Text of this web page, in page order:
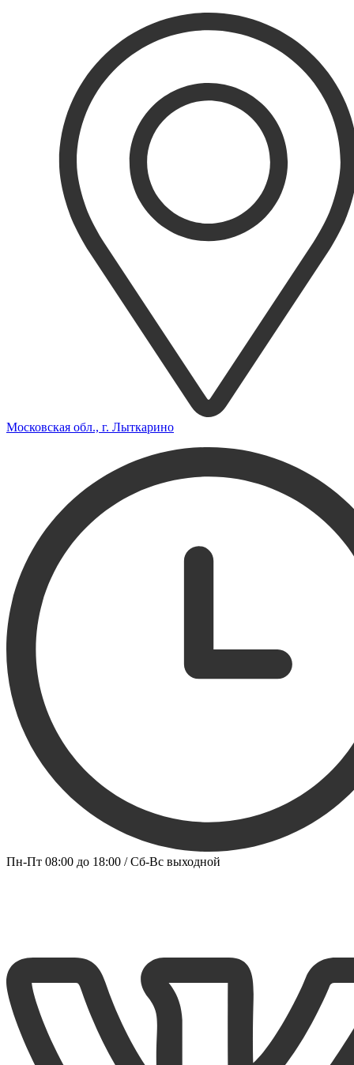
Московская обл., г. Лыткарино
Пн-Пт 08:00 до 18:00 / Сб-Вс выходной